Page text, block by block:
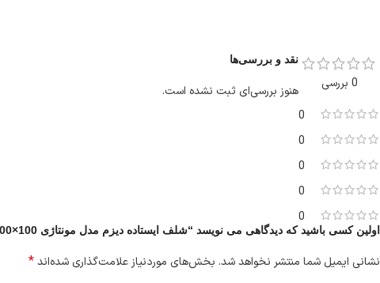
0 بررسی
0
0
0
0
0
نقد و بررسی‌ها
هنوز بررسی‌ای ثبت نشده است.
اولین کسی باشید که دیدگاهی می نویسد “شلف ایستاده دیزم مدل مونتاژی SLF_100×100”
نشانی ایمیل شما منتشر نخواهد شد. بخش‌های موردنیاز علامت‌گذاری شده‌اند*